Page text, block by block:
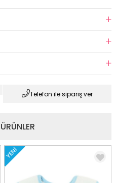
Telefon ile sipariş ver
YENI